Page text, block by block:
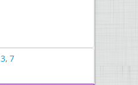
3, 7